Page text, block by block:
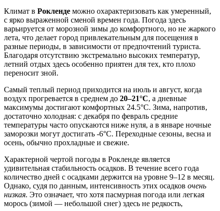
Климат в Рокленде можно охарактеризовать как умеренный,
с ярко выраженной сменой времен года. Погода здесь
варьируется от морозной зимы до комфортного, но не жаркого
лета, что делает город привлекательным для посещения в
разные периоды, в зависимости от предпочтений туриста.
Благодаря отсутствию экстремально высоких температур,
летний отдых здесь особенно приятен для тех, кто плохо
переносит зной.
Самый теплый период приходится на июль и август, когда
воздух прогревается в среднем до 20–21°C, а дневные
максимумы достигают комфортных 24.5°C. Зима, напротив,
достаточно холодная: с декабря по февраль средние
температуры часто опускаются ниже нуля, а в январе ночные
заморозки могут достигать -6°C. Переходные сезоны, весна и
осень, обычно прохладные и свежие.
Характерной чертой погоды в Рокленде является
удивительная стабильность осадков. В течение всего года
количество дней с осадками держится на уровне 9–12 в месяц.
Однако, судя по данным, интенсивность этих осадков очень
низкая. Это означает, что хотя пасмурная погода или легкая
морось (зимой — небольшой снег) здесь не редкость,